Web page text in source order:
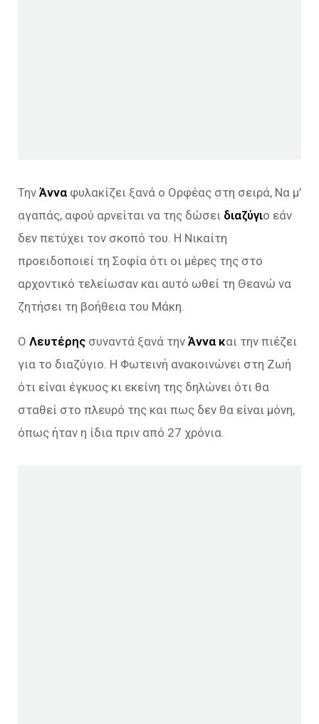
Την Άννα φυλακίζει ξανά ο Ορφέας στη σειρά, Να μ’
αγαπάς, αφού αρνείται να της δώσει διαζύγιο εάν
δεν πετύχει τον σκοπό του. Η Νικαίτη
προειδοποιεί τη Σοφία ότι οι μέρες της στο
αρχοντικό τελείωσαν και αυτό ωθεί τη Θεανώ να
ζητήσει τη βοήθεια του Μάκη.
Ο Λευτέρης συναντά ξανά την Άννα και την πιέζει
για το διαζύγιο. Η Φωτεινή ανακοινώνει στη Ζωή
ότι είναι έγκυος κι εκείνη της δηλώνει ότι θα
σταθεί στο πλευρό της και πως δεν θα είναι μόνη,
όπως ήταν η ίδια πριν από 27 χρόνια.